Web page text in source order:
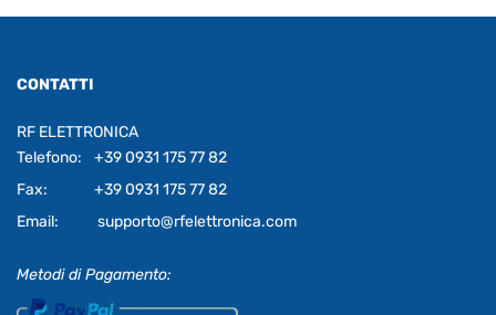
CONTATTI
RF ELETTRONICA
Telefono:
+39 0931 175 77 82
Fax:
+39 0931 175 77 82
Email:
supporto@rfelettronica.com
Metodi di Pagamento: